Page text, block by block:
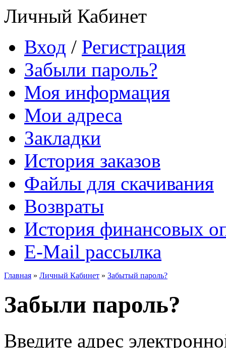
Личный Кабинет
Вход / Регистрация
Забыли пароль?
Моя информация
Мои адреса
Закладки
История заказов
Файлы для скачивания
Возвраты
История финансовых
E-Mail рассылка
Главная » Личный Кабинет » Забытый пароль?
Забыли пароль?
Введите адрес